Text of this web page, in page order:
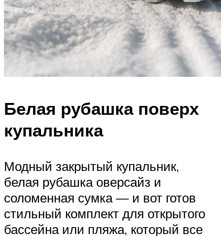
Белая рубашка поверх
купальника
Модный закрытый купальник,
белая рубашка оверсайз и
соломенная сумка — и вот готов
стильный комплект для открытого
бассейна или пляжа, который все